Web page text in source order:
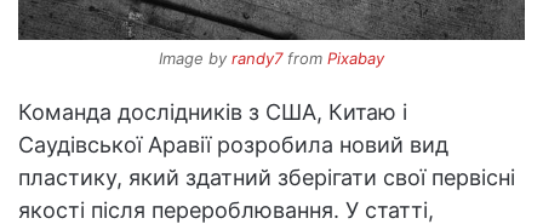
Image by randy7from Pixabay
Команда дослідників з США, Китаю і
Саудівської Аравії розробила новий вид
пластику, який здатний зберігати свої первісні
якості після перероблювання. У статті,